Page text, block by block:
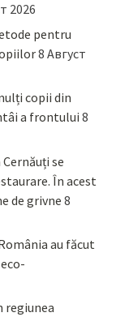
2026
pentru
8 Август
copii din
a frontului 8
se
În acest
de grivne 8
au făcut
regiunea